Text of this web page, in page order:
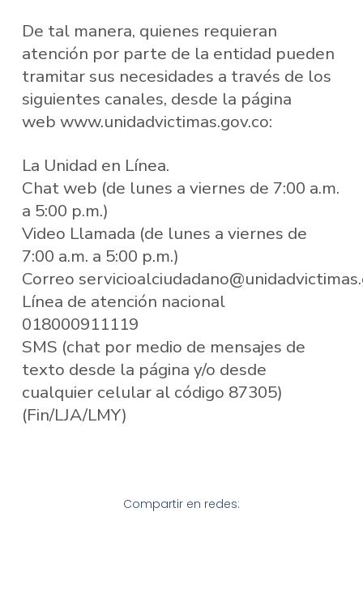
De tal manera, quienes requieran
atención por parte de la entidad pueden
tramitar sus necesidades a través de los
siguientes canales, desde la página
web www.unidadvictimas.gov.co:
La Unidad en Línea.
Chat web (de lunes a viernes de 7:00 a.m.
a 5:00 p.m.)
Video Llamada (de lunes a viernes de
7:00 a.m. a 5:00 p.m.)
Correo
Línea de atención nacional
018000911119
SMS (chat por medio de mensajes de
texto desde la página y/o desde
cualquier celular al código 87305)
(Fin/LJA/LMY)
Compartir en redes: